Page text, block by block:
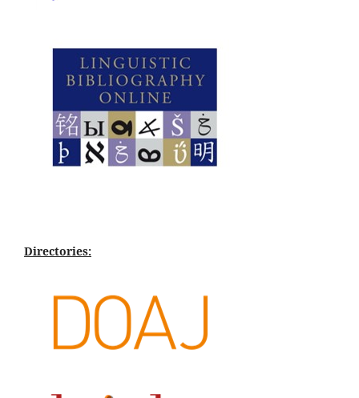
Directories: